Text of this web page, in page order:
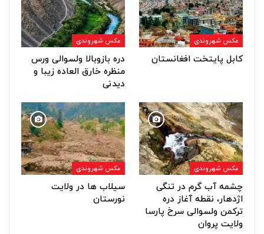
عکس شهروندی
کابل پایتخت افغانستان
عکس شهروندی
دره بازوبالا ولسوالی ورس
منظره خارق العاده زیبا و
دیدنی
عکس شهروندی
چشمه آب گرم در تنگی
اژدهار، نقطه آغاز دره
ترکمن ولسوالی سرخ پارسا
ولایت پروان
عکس شهروندی
سیلاب ها در ولایت
نورستان